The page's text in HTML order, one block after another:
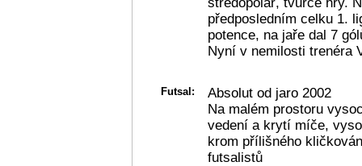
předposledním celku 1.
potence, na jaře dal 7
Nyní v nemilosti trenéra
Futsal:
Absolut od jaro 2002
Na malém prostoru
vedení a krytí míče,
krom přílišného
futsalistů